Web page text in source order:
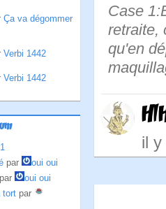
Ça va dégommer
Verbi 1442
Verbi 1442
par
oui oui
par
oui oui
tort par
Case
retraite,
qu'en
il